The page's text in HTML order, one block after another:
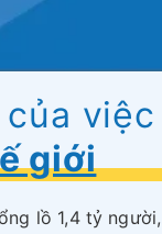
giới
lồ 1,4 tỷ